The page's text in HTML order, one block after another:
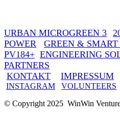
URBAN MICROGREEN 3
POWER
GREEN &
PV184+ ENGINEERING
PARTNERS
KONTAKT
IMPRESSUM
INSTAGRAM VOLUNTEERS
© Copyright 2025 WinWin